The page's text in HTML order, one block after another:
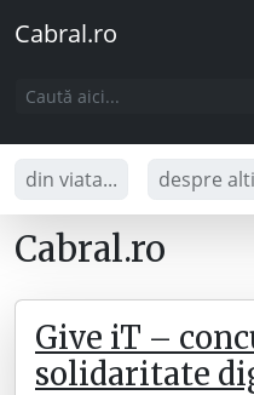
Cabral.ro
din viata... despre
Cabral.ro
Give iT –
solidaritate